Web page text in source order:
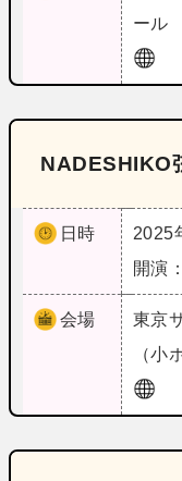
ール
NADESHIKO
日時
2025
開演
会場 東京
（小